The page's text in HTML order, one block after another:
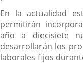
En la actualidad
permitirán
año a diecisiete
desarrollarán los
laborales fijos